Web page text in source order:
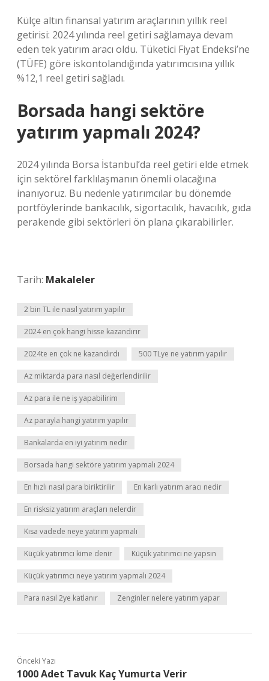
Külçe altın finansal yatırım araçlarının yıllık reel
getirisi: 2024 yılında reel getiri sağlamaya devam
eden tek yatırım aracı oldu. Tüketici Fiyat Endeksi’ne
(TÜFE) göre iskontolandığında yatırımcısına yıllık
%12,1 reel getiri sağladı.
Borsada hangi sektöre
yatırım yapmalı 2024?
2024 yılında Borsa İstanbul’da reel getiri elde etmek
için sektörel farklılaşmanın önemli olacağına
inanıyoruz. Bu nedenle yatırımcılar bu dönemde
portföylerinde bankacılık, sigortacılık, havacılık, gıda
perakende gibi sektörleri ön plana çıkarabilirler.
Tarih: Makaleler
2 bin TL ile nasıl yatırım yapılır
2024 en çok hangi hisse kazandırır
2024te en çok ne kazandırdı 500 TLye ne yatırım yapılır
Az miktarda para nasıl değerlendirilir
Az para ile ne iş yapabilirim
Az parayla hangi yatırım yapılır
Bankalarda en iyi yatırım nedir
Borsada hangi sektöre yatırım yapmalı 2024
En hızlı nasıl para biriktirilir En karlı yatırım aracı nedir
En risksiz yatırım araçları nelerdir
Kısa vadede neye yatırım yapmalı
Küçük yatırımcı kime denir Küçük yatırımcı ne yapsın
Küçük yatırımcı neye yatırım yapmalı 2024
Para nasıl 2ye katlanır Zenginler nelere yatırım yapar
Önceki Yazı
1000 Adet Tavuk Kaç Yumurta Verir